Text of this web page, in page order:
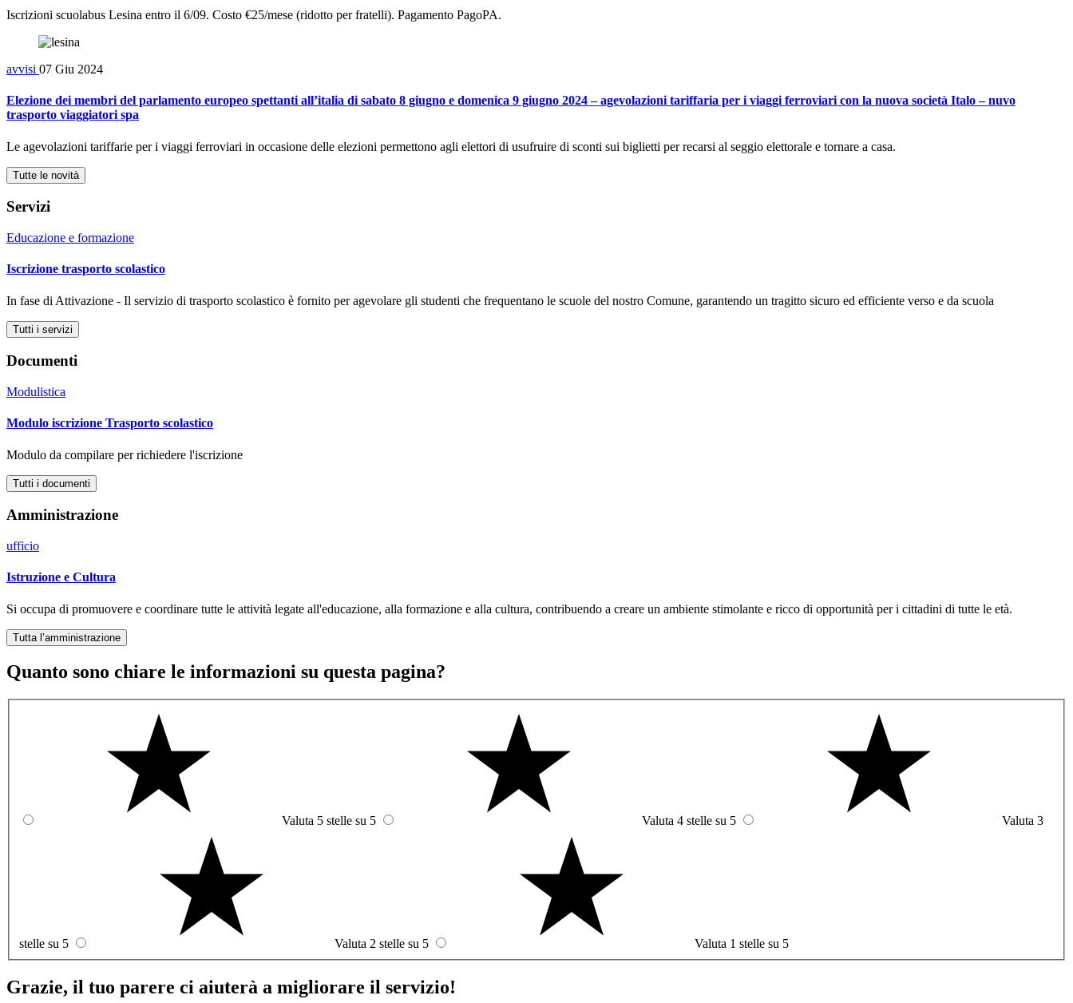
Iscrizioni scuolabus Lesina entro il 6/09. Costo €25/mese (ridotto per fratelli). Pagamento PagoPA.
avvisi 07 Giu 2024
Elezione dei membri del parlamento europeo spettanti all’italia di sabato 8 giugno e domenica 9 giugno 2024 – agevolazioni tariffaria per i viaggi ferroviari con la nuova società Italo – nuvo
trasporto viaggiatori spa
Le agevolazioni tariffarie per i viaggi ferroviari in occasione delle elezioni permettono agli elettori di usufruire di sconti sui biglietti per recarsi al seggio elettorale e tornare a casa.
Tutte le novità
Servizi
Educazione e formazione
Iscrizione trasporto scolastico
In fase di Attivazione - Il servizio di trasporto scolastico è fornito per agevolare gli studenti che frequentano le scuole del nostro Comune, garantendo un tragitto sicuro ed efficiente verso e da scuola
Tutti i servizi
Documenti
Modulistica
Modulo iscrizione Trasporto scolastico
Modulo da compilare per richiedere l'iscrizione
Tutti i documenti
Amministrazione
ufficio
Istruzione e Cultura
Si occupa di promuovere e coordinare tutte le attività legate all'educazione, alla formazione e alla cultura, contribuendo a creare un ambiente stimolante e ricco di opportunità per i cittadini di tutte le età.
Tutta l’amministrazione
Quanto sono chiare le informazioni su questa pagina?
Valuta 5 stelle su 5 Valuta 4 stelle su 5 Valuta 3
stelle su 5 Valuta 2 stelle su 5 Valuta 1 stelle su 5
Grazie, il tuo parere ci aiuterà a migliorare il servizio!